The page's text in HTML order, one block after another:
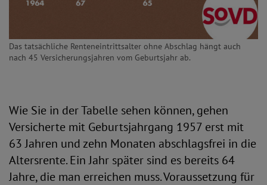
Das tatsächliche Renteneintrittsalter ohne Abschlag hängt auch
nach 45 Versicherungsjahren vom Geburtsjahr ab.
Wie Sie in der Tabelle sehen können, gehen
Versicherte mit Geburtsjahrgang 1957 erst mit
63 Jahren und zehn Monaten abschlagsfrei in die
Altersrente. Ein Jahr später sind es bereits 64
Jahre, die man erreichen muss. Voraussetzung für